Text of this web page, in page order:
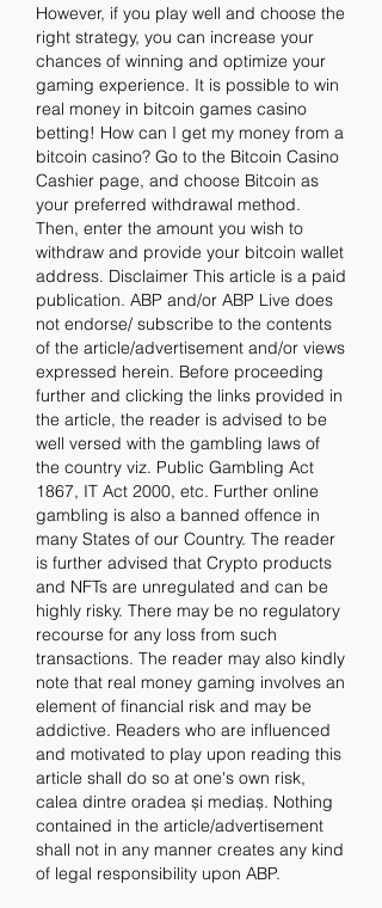
However, if you play well and choose the
right strategy, you can increase your
chances of winning and optimize your
gaming experience. It is possible to win
real money in bitcoin games casino
betting! How can I get my money from a
bitcoin casino? Go to the Bitcoin Casino
Cashier page, and choose Bitcoin as
your preferred withdrawal method.
Then, enter the amount you wish to
withdraw and provide your bitcoin wallet
address. Disclaimer This article is a paid
publication. ABP and/or ABP Live does
not endorse/ subscribe to the contents
of the article/advertisement and/or views
expressed herein. Before proceeding
further and clicking the links provided in
the article, the reader is advised to be
well versed with the gambling laws of
the country viz. Public Gambling Act
1867, IT Act 2000, etc. Further online
gambling is also a banned offence in
many States of our Country. The reader
is further advised that Crypto products
and NFTs are unregulated and can be
highly risky. There may be no regulatory
recourse for any loss from such
transactions. The reader may also kindly
note that real money gaming involves an
element of financial risk and may be
addictive. Readers who are influenced
and motivated to play upon reading this
article shall do so at one's own risk,
calea dintre oradea și mediaș. Nothing
contained in the article/advertisement
shall not in any manner creates any kind
of legal responsibility upon ABP.